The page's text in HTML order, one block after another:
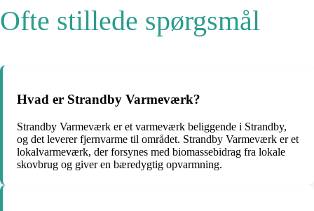
Ofte stillede spørgsmål
Hvad er Strandby Varmeværk?
Strandby Varmeværk er et varmeværk beliggende i Strandby,
og det leverer fjernvarme til området. Strandby Varmeværk er et
lokalvarmeværk, der forsynes med biomassebidrag fra lokale
skovbrug og giver en bæredygtig opvarmning.